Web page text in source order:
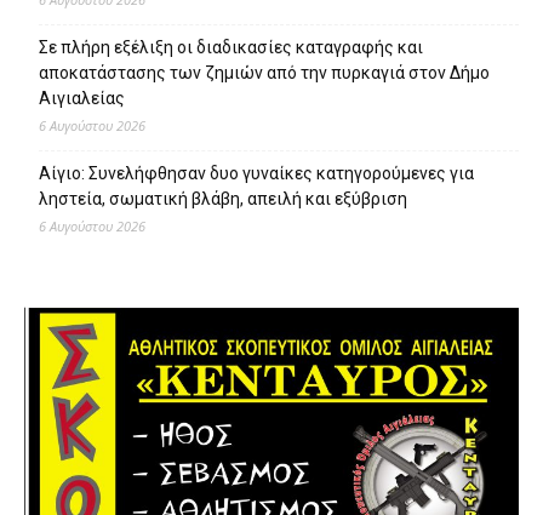
Σε πλήρη εξέλιξη οι διαδικασίες καταγραφής και
αποκατάστασης των ζημιών από την πυρκαγιά στον Δήμο
Αιγιαλείας
6 Αυγούστου 2026
Αίγιο: Συνελήφθησαν δυο γυναίκες κατηγορούμενες για
ληστεία, σωματική βλάβη, απειλή και εξύβριση
6 Αυγούστου 2026